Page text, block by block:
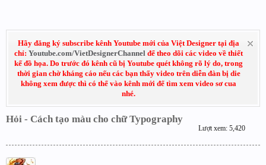
Hãy đăng ký subscribe kênh Youtube mới của Việt Designer tại địa
chỉ: Youtube.com/VietDesignerChannel để theo dõi các video về thiết
kế đồ họa. Do trước đó kênh cũ bị Youtube quét không rõ lý do, trong
thời gian chờ kháng cáo nếu các bạn thấy video trên diễn đàn bị die
không xem được thì có thể vào kênh mới để tìm xem video sơ cua
nhé.
Hỏi - Cách tạo màu cho chữ Typography
Lượt xem: 5,420